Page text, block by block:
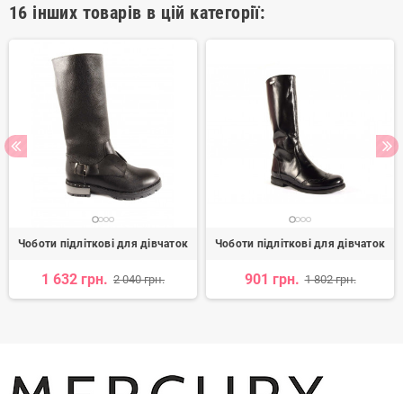
16 інших товарів в цій категорії:
Чоботи підліткові для дівчаток
1 632 грн. 2 040 грн.
Чоботи підліткові для дівчаток
901 грн. 1 802 грн.